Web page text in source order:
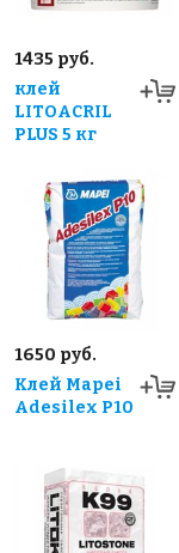
1435 руб.
клей
LITOACRIL
PLUS 5 кг
1650 руб.
Клей Mapei
Adesilex P10